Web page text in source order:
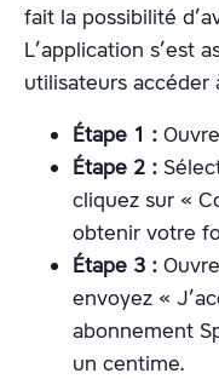
fait la possibilité
L’application s’est
utilisateurs accéder
Étape 1 :
Étape 2 :
cliquez sur «
obtenir votre
Étape 3 :
envoyez «
abonnement
un centime.